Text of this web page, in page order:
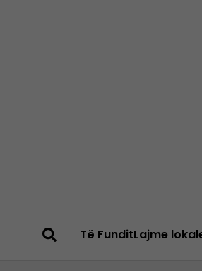
Të FunditLajme